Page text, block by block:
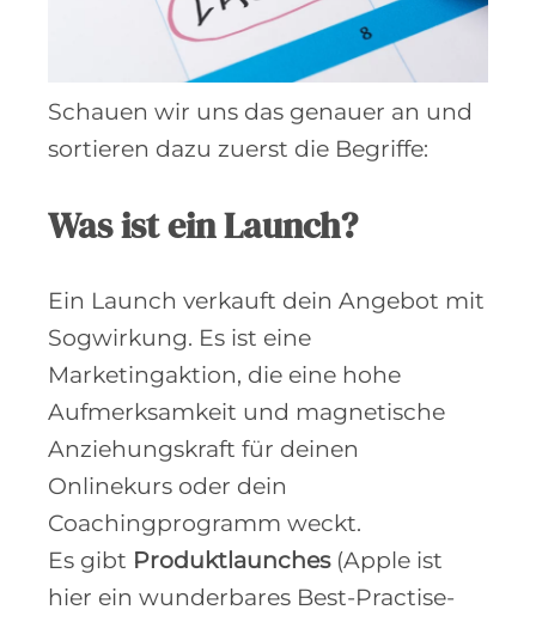
Schauen wir uns das genauer an und
sortieren dazu zuerst die Begriffe:
Was ist ein Launch?
Ein Launch verkauft dein Angebot mit
Sogwirkung. Es ist eine
Marketingaktion, die eine hohe
Aufmerksamkeit und magnetische
Anziehungskraft für deinen
Onlinekurs oder dein
Coachingprogramm weckt.
Es gibt Produktlaunches(Apple ist
hier ein wunderbares Best-Practise-